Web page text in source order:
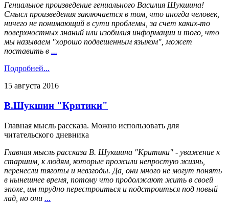
Гениальное произведение гениального Василия Шукшина!
Смысл произведения заключается в том, что иногда человек,
ничего не понимающий в сути проблемы, за счет каких-то
поверхностных знаний или изобилия информации и того, что
мы называем "хорошо подвешенным языком", может
поставить в ...
Подробней...
15 августа 2016
В.Шукшин "Критики"
Главная мысль рассказа. Можно использовать для
читательского дневника
Главная мысль рассказа В. Шукшина "Критики" - уважение к
старшим, к людям, которые прожили непростую жизнь,
перенесли тяготы и невзгоды. Да, они много не могут понять
в нынешнее время, потому что продолжают жить в своей
эпохе, им трудно перестроиться и подстроиться под новый
лад, но они ...